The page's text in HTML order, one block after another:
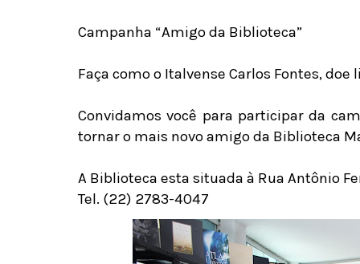
Campanha “Amigo da Biblioteca”
Faça como o Italvense Carlos Fontes,
Convidamos você para participar da
tornar o mais novo amigo da Biblioteca
A Biblioteca esta situada à Rua Antônio
Tel. (22) 2783-4047